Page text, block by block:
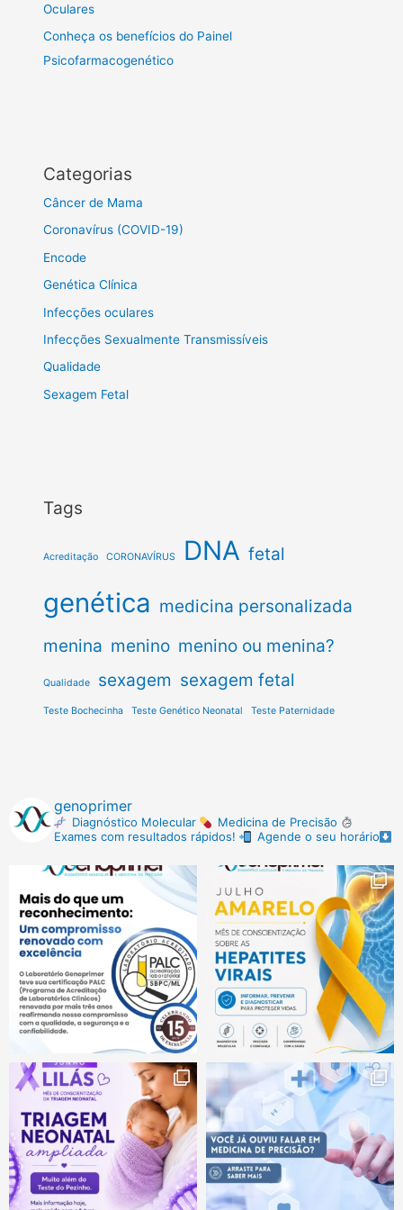
Oculares
Conheça os benefícios do Painel
Psicofarmacogenético
Categorias
Câncer de Mama
Coronavírus (COVID-19)
Encode
Genética Clínica
Infecções oculares
Infecções Sexualmente Transmissíveis
Qualidade
Sexagem Fetal
Tags
Acreditação CORONAVÍRUS DNA fetal
genética medicina personalizada
menina menino menino ou menina?
Qualidade sexagem sexagem fetal
Teste Bochecinha Teste Genético Neonatal Teste Paternidade
genoprimer
Diagnóstico Molecular
Medicina de Precisão
Exames com resultados rápidos!
Agende o seu horário